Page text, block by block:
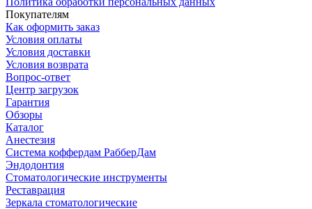
Покупателям
Как оформить заказ
Условия оплаты
Условия доставки
Условия возврата
Вопрос-ответ
Центр загрузок
Гарантия
Обзоры
Каталог
Анестезия
Система коффердам РабберДам
Эндодонтия
Стоматологические инструменты
Реставрация
Зеркала стоматологические